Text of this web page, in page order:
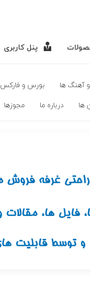
پنل کاربری
آهنگ ها بورس و فارکس
ها درباره ما مجوزها